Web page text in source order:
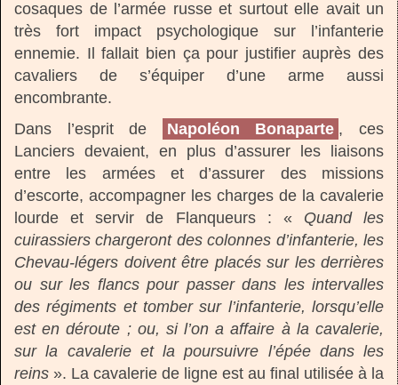
cosaques de l’armée russe et surtout elle avait un
très fort impact psychologique sur l’infanterie
ennemie. Il fallait bien ça pour justifier auprès des
cavaliers de s’équiper d’une arme aussi
encombrante.
Dans l’esprit de
Napoléon Bonaparte , ces
Lanciers devaient, en plus d’assurer les liaisons
entre les armées et d’assurer des missions
d’escorte, accompagner les charges de la cavalerie
lourde et servir de Flanqueurs : « Quand les
cuirassiers chargeront des colonnes d’infanterie, les
Chevau-légers doivent être placés sur les derrières
ou sur les flancs pour passer dans les intervalles
des régiments et tomber sur l’infanterie, lorsqu’elle
est en déroute ; ou, si l’on a affaire à la cavalerie,
sur la cavalerie et la poursuivre l’épée dans les
reins ». La cavalerie de ligne est au final utilisée à la